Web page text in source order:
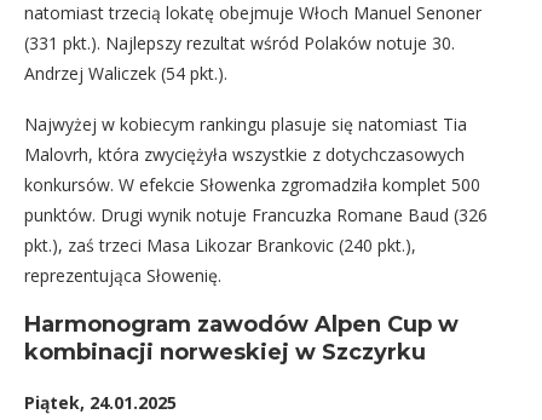
natomiast trzecią lokatę obejmuje Włoch Manuel Senoner
(331 pkt.). Najlepszy rezultat wśród Polaków notuje 30.
Andrzej Waliczek (54 pkt.).
Najwyżej w kobiecym rankingu plasuje się natomiast Tia
Malovrh, która zwyciężyła wszystkie z dotychczasowych
konkursów. W efekcie Słowenka zgromadziła komplet 500
punktów. Drugi wynik notuje Francuzka Romane Baud (326
pkt.), zaś trzeci Masa Likozar Brankovic (240 pkt.),
reprezentująca Słowenię.
Harmonogram zawodów Alpen Cup w
kombinacji norweskiej w Szczyrku
Piątek, 24.01.2025